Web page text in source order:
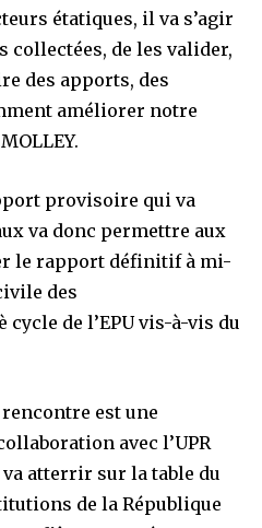
étatiques, il va s’agir
de les valider,
des apports, des
améliorer notre
provisoire qui va
va donc permettre aux
le rapport définitif à mi-
des
de l’EPU vis-à-vis du
est une
avec l’UPR
atterrir sur la table du
de la République